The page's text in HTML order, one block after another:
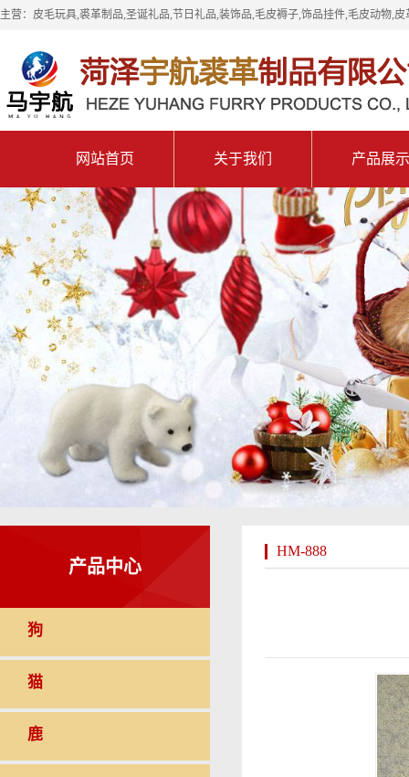
主营：皮毛玩具,裘革制品,圣诞礼品,节日礼品,装饰品,毛皮褥子,饰品挂件,毛皮动物,
网站首页 关于我们 产品展示
产品中心
狗
猫
鹿
HM-888